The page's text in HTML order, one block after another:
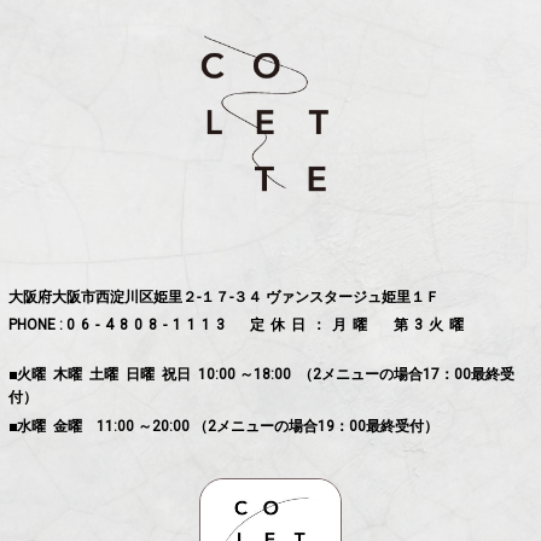
大阪府大阪市西淀川区姫里２-１７-３４ ヴァンスタージュ姫里１Ｆ
PHONE : 06-4808-1113 定休日：月曜 第3火曜
■火曜 木曜 土曜 日曜 祝日 10:00 ～18:00 （2メニューの場合17：00最終受
付）
■水曜 金曜 11:00 ～20:00 （2メニューの場合19：00最終受付）